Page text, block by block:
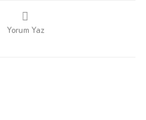
Yorum Yaz